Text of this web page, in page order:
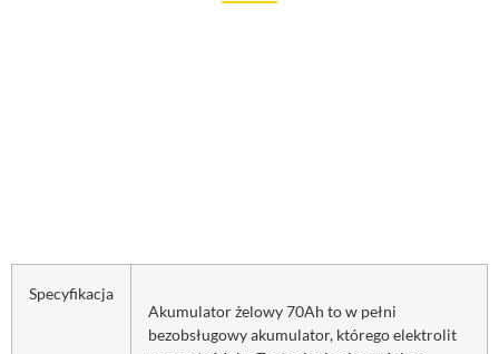
Specyfikacja
Akumulator żelowy 70Ah to w pełni
bezobsługowy akumulator, którego elektrolit